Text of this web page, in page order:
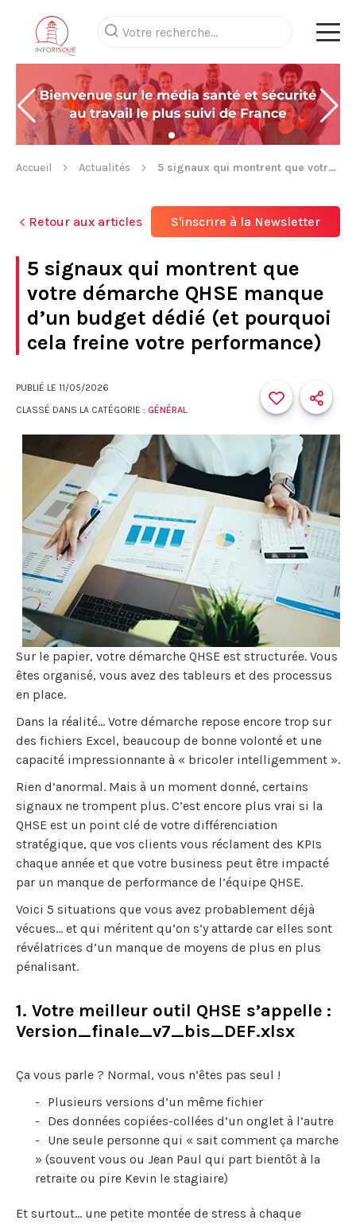
Accueil Actualités 5 signaux qui montrent que votre démarche QHSE manque d’un budget dédié (et pourquoi cela freine votre performance)
Retour aux articles S'inscrire à la Newsletter
5 signaux qui montrent que
votre démarche QHSE manque
d’un budget dédié (et pourquoi
cela freine votre performance)
PUBLIÉ LE 11/05/2026
CLASSÉ DANS LA CATÉGORIE : GÉNÉRAL
Sur le papier, votre démarche QHSE est structurée. Vous
êtes organisé, vous avez des tableurs et des processus
en place.
Dans la réalité… Votre démarche repose encore trop sur
des fichiers Excel, beaucoup de bonne volonté et une
capacité impressionnante à « bricoler intelligemment ».
Rien d’anormal. Mais à un moment donné, certains
signaux ne trompent plus. C’est encore plus vrai si la
QHSE est un point clé de votre différenciation
stratégique, que vos clients vous réclament des KPIs
chaque année et que votre business peut être impacté
par un manque de performance de l’équipe QHSE.
Voici 5 situations que vous avez probablement déjà
vécues… et qui méritent qu’on s’y attarde car elles sont
révélatrices d’un manque de moyens de plus en plus
pénalisant.
1. Votre meilleur outil QHSE s’appelle :
Version_finale_v7_bis_DEF.xlsx
Ça vous parle ? Normal, vous n’êtes pas seul !
Plusieurs versions d’un même fichier
Des données copiées-collées d’un onglet à l’autre
Une seule personne qui « sait comment ça marche
» (souvent vous ou Jean Paul qui part bientôt à la
retraite ou pire Kevin le stagiaire)
Et surtout… une petite montée de stress à chaque